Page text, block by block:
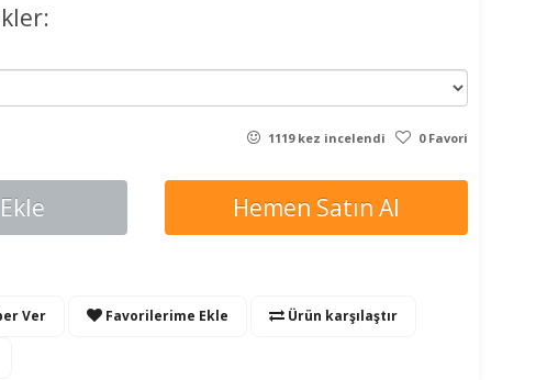
1119 kez incelendi 0 Favori
Hemen Satın Al
Ver Favorilerime Ekle Ürün karşılaştır